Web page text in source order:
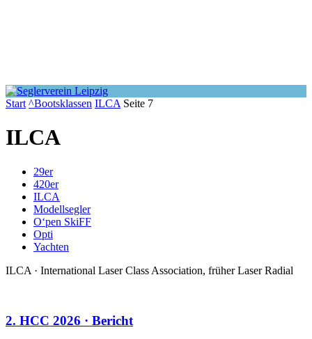
Start ^Bootsklassen ILCA Seite 7
ILCA
29er
420er
ILCA
Modellsegler
O‘pen SkiFF
Opti
Yachten
ILCA · International Laser Class Association, früher Laser Radial
2. HCC 2026 · Bericht